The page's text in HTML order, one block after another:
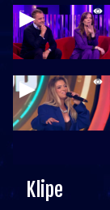
Klipe